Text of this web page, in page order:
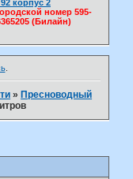
корпус 2
номер 595-
(Билайн)
.
» Пресноводный